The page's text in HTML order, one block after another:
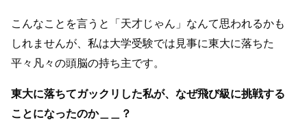
こんなことを言うと「天才じゃん」なんて思われるかも
しれませんが、私は大学受験では見事に東大に落ちた
平々凡々の頭脳の持ち主です。
東大に落ちてガックリした私が、なぜ飛び級に挑戦する
ことになったのか＿＿？